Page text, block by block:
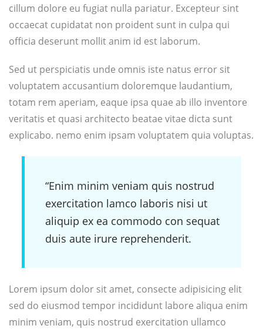
cillum dolore eu fugiat nulla pariatur. Excepteur sint
occaecat cupidatat non proident sunt in culpa qui
officia deserunt mollit anim id est laborum.
Sed ut perspiciatis unde omnis iste natus error sit
voluptatem accusantium doloremque laudantium,
totam rem aperiam, eaque ipsa quae ab illo inventore
veritatis et quasi architecto beatae vitae dicta sunt
explicabo. nemo enim ipsam voluptatem quia voluptas.
“Enim minim veniam quis nostrud
exercitation lamco laboris nisi ut
aliquip ex ea commodo con sequat
duis aute irure reprehenderit.
Lorem ipsum dolor sit amet, consecte adipisicing elit
sed do eiusmod tempor incididunt labore aliqua enim
minim veniam, quis nostrud exercitation ullamco